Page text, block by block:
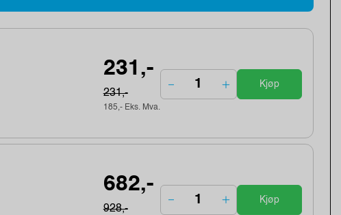
231,-
231,-
185,- Eks. Mva.
Kjøp
682,-
928,-
Kjøp